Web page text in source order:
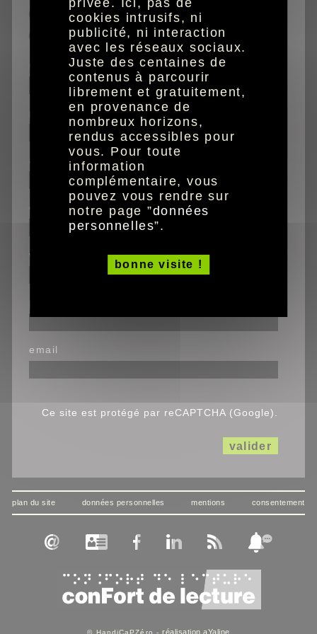
caractères agrandis
audio
prénom
adresse
code postal
ville
email
Ce site est protégé par reCAPTCHA (Google).
valider
plan du site données personnelles mentions consentement
© HandiCaPZéro -réalisation aYaline
privée. Ici, pas de
cookies intrusifs, ni
publicité, ni interaction
avec les réseaux sociaux.
Juste des centaines de
contenus à parcourir
librement et gratuitement,
en provenance de
nombreux horizons,
rendus accessibles pour
vous. Pour toute
information
complémentaire, vous
pouvez vous rendre sur
notre page ”données
personnelles”.
bonne visite !